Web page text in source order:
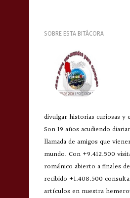
SOBRE ESTA BITÁCORA
divulgar historias curiosas y
Son 19 años acudiendo
llamada de amigos que
mundo. Con +9.412.500
románico abierto a finales
recibido +1.408.500
artículos en nuestra